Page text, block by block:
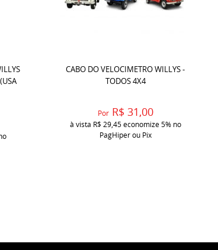
CABO DO VELOCIMETRO WILLYS -
TODOS 4X4
Por R$ 31,00
à vista R$ 29,45economize5% no
PagHiper ou Pix